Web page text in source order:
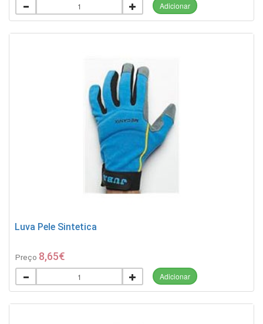
Adicionar
Luva Pele Sintetica
Preço 8,65€
Adicionar